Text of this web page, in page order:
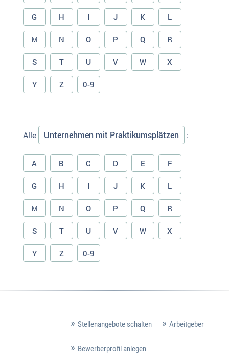
G H I J K L
M N O P Q R
S T U V W X
Y Z 0-9
Alle Unternehmen mit Praktikumsplätzen :
A B C D E F
G H I J K L
M N O P Q R
S T U V W X
Y Z 0-9
Stellenangebote schalten Arbeitgeber
Bewerberprofil anlegen